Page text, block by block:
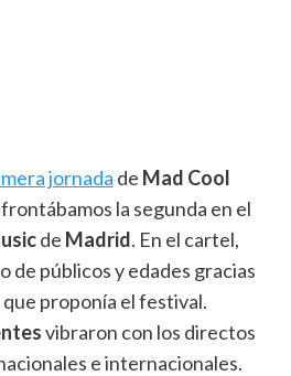
jornada de Mad Cool
la segunda en el
de Madrid. En el cartel,
de públicos y edades gracias
proponía el festival.
vibraron con los directos
e internacionales.